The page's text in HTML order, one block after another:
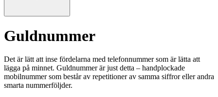
Guldnummer
Det är lätt att inse fördelarna med telefonnummer som är lätta att
lägga på minnet. Guldnummer är just detta – handplockade
mobilnummer som består av repetitioner av samma siffror eller andra
smarta nummerföljder.